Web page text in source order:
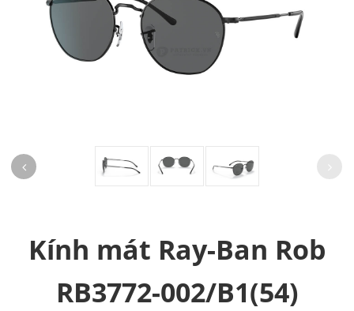
Kính mát Ray-Ban Rob
RB3772-002/B1(54)